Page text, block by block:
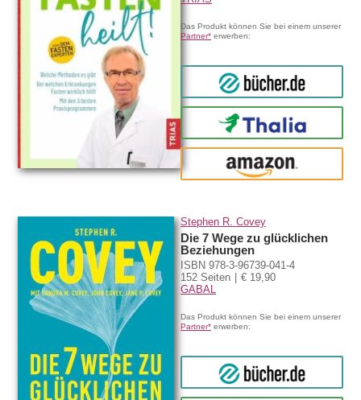
Das Produkt können Sie bei einem unserer
Partner* erwerben:
bücher.de
Thalia
amazon
Stephen R. Covey
Die 7 Wege zu glücklichen
Beziehungen
ISBN 978-3-96739-041-4
152 Seiten
€ 19,90
GABAL
Das Produkt können Sie bei einem unserer
Partner* erwerben:
bücher.de